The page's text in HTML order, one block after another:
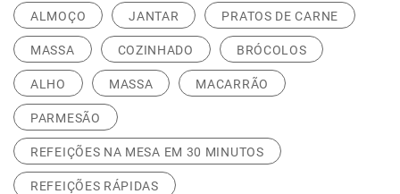
ALMOÇO JANTAR PRATOS DE CARNE
MASSA COZINHADO BRÓCOLOS
ALHO MASSA MACARRÃO
PARMESÃO
REFEIÇÕES NA MESA EM 30 MINUTOS
REFEIÇÕES RÁPIDAS